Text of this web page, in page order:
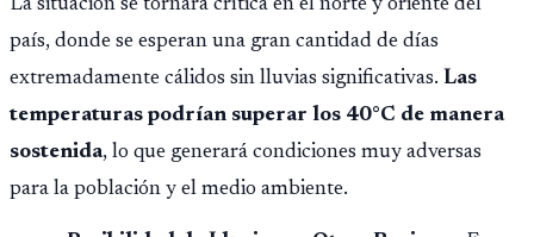
La situación se tornará crítica en el norte y oriente del
país, donde se esperan una gran cantidad de días
extremadamente cálidos sin lluvias significativas. Las
temperaturas podrían superar los 40°C de manera
sostenida, lo que generará condiciones muy adversas
para la población y el medio ambiente.